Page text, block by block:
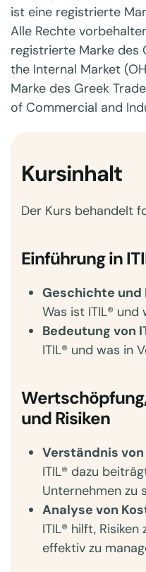
ist eine registrierte
Alle Rechte
registrierte Marke des
the Internal Market
Marke des Greek
of Commercial and
Kursinhalt
Der Kurs behandelt
Einführung in
Geschichte und
Was ist ITIL®
Bedeutung von
ITIL® und was in
und Risiken
Verständnis
ITIL® dazu
Unternehmen zu
Analyse von
ITIL® hilft,
effektiv zu